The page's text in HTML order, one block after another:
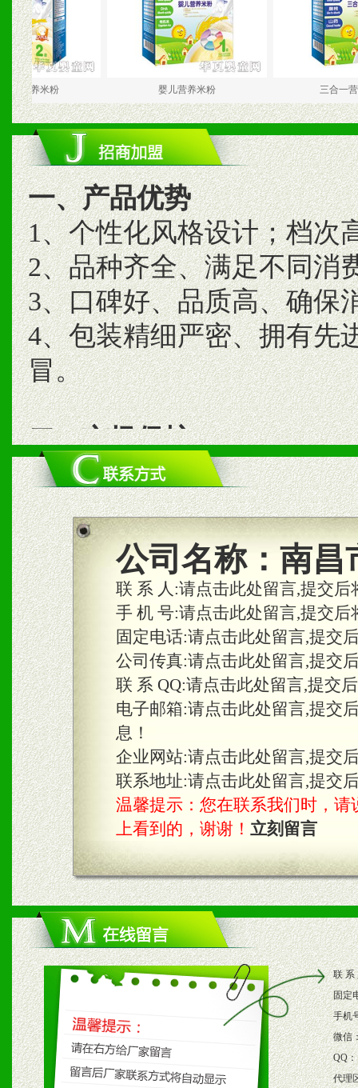
米粉 婴儿营养米粉 三合一营养米粉
一、产品优势
1、个性化风格设计；档次
2、品种齐全、满足不同消
3、口碑好、品质高、确保
4、包装精细严密、拥有先
冒。
二、市场保护
1、统一市场价格；建立全
商利润。
2、区域独家经营；建立区
合作关系。
三、物料及媒体
1、免费提供体验及宣传彩
2、不定期在各大知名网站
知名度和影响力。
3、根据地方实际情况提供
具。
四、市场操作及支持
1、根据区域市场协助制定
2、根据具体情况公司给予
3、根据市场需要，派驻区
保产品顺利销售。
4、根据市场情况公司给予
公司名称： 南昌
联 系 人:请点击此处留言,提交
手 机 号:请点击此处留言,提交
固定电话:请点击此处留言,提交
公司传真:请点击此处留言,提交
联 系 QQ:请点击此处留言,提交
电子邮箱:请点击此处留言,提交
息！
企业网站:请点击此处留言,提交
联系地址:请点击此处留言,提交
温馨提示：您在联系我们时，请
上看到的，谢谢！ 立刻留言
联 系
固定
手机
微信
QQ：
代理